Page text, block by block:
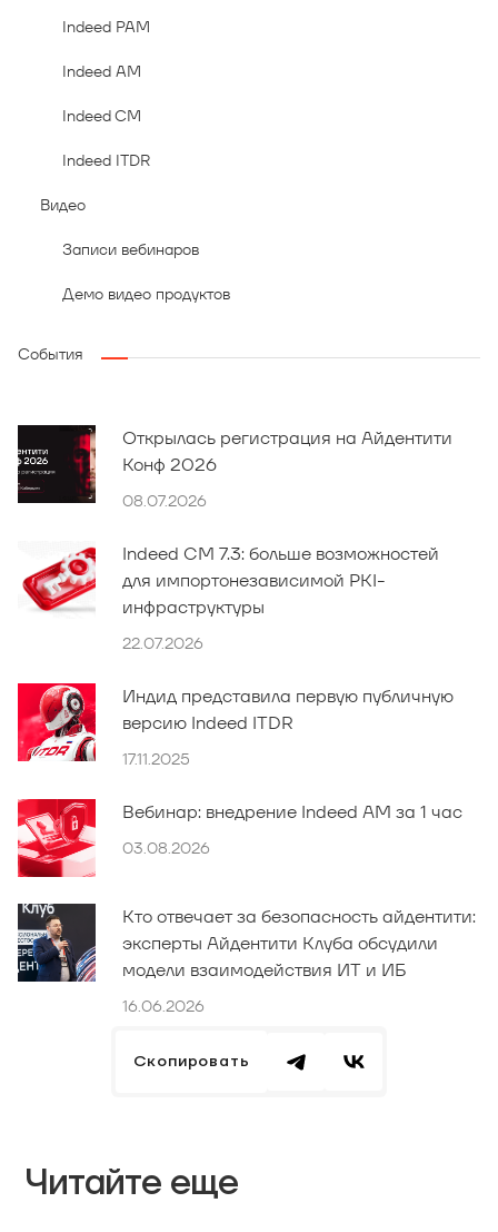
Indeed PAM
Indeed AM
Indeed CM
Indeed ITDR
Видео
Записи вебинаров
Демо видео продуктов
События
Открылась регистрация на Айдентити
Конф 2026
08.07.2026
Indeed CM 7.3: больше возможностей
для импортонезависимой PKI-
инфраструктуры
22.07.2026
Индид представила первую публичную
версию Indeed ITDR
17.11.2025
Вебинар: внедрение Indeed AM за 1 час
03.08.2026
Кто отвечает за безопасность айдентити:
эксперты Айдентити Клуба обсудили
модели взаимодействия ИТ и ИБ
16.06.2026
Скопировать
Читайте еще